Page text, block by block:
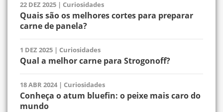
22 DEZ 2025 | Curiosidades
Quais são os melhores cortes para preparar
carne de panela?
1 DEZ 2025 | Curiosidades
Qual a melhor carne para Strogonoff?
18 ABR 2024 | Curiosidades
Conheça o atum bluefin: o peixe mais caro do
mundo